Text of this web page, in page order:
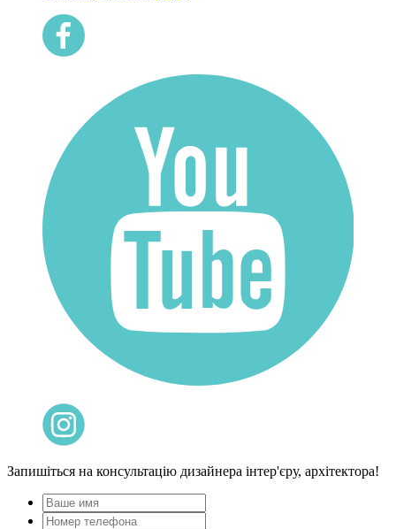
Запишіться на консультацію дизайнера інтер'єру, архітектора!